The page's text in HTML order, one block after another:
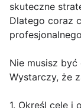
skuteczne
Dlatego coraz
Nie musisz
Wystarczy, że
1. Określ cele i